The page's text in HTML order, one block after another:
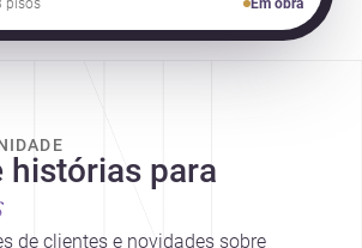
histórias para
de clientes e novidades sobre